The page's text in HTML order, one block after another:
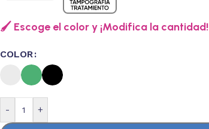
🖌️ Escoge el color y ¡Modifica la cantidad!
COLOR
- +